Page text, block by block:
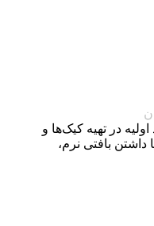
در تهیه کیک‌ها و
بافتی نرم،